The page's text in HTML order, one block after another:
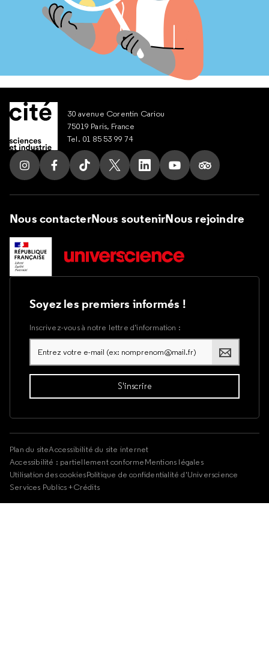
30 avenue Corentin Cariou
75019 Paris, France
Tel. 01 85 53 99 74
Suivez nous sur Instagram
Suivez nous sur Facebook
Suivez nous sur Tik Tok
Suivez nous sur X
Suivez nous sur LinkedIn
Suivez nous sur
Suivez nous
Nous contacterNous soutenirNous rejoindre
Soyez les premiers informés !
Inscrivez-vous à notre lettre d’information :
Plan du siteAccessibilité du site internet
Accessibilité : partiellement conformeMentions légales
Utilisation des cookiesPolitique de confidentialité d'Universcience
Services Publics +Crédits